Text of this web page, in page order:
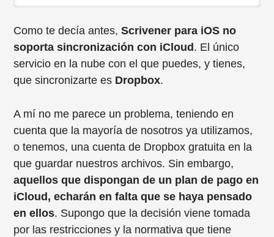
Como te decía antes,Scrivener para iOS no
soporta sincronización con iCloud . El único
servicio en la nube con el que puedes, y tienes,
que sincronizarte es Dropbox.
A mí no me parece un problema, teniendo en
cuenta que la mayoría de nosotros ya utilizamos,
o tenemos, una cuenta de Dropbox gratuita en la
que guardar nuestros archivos. Sin embargo,
aquellos que dispongan de un plan de pago en
iCloud, echarán en falta que se haya pensado
en ellos. Supongo que la decisión viene tomada
por las restricciones y la normativa que tiene